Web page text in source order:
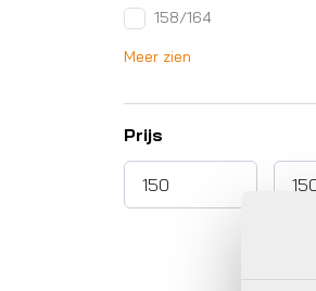
158/164
Meer zien
Prijs